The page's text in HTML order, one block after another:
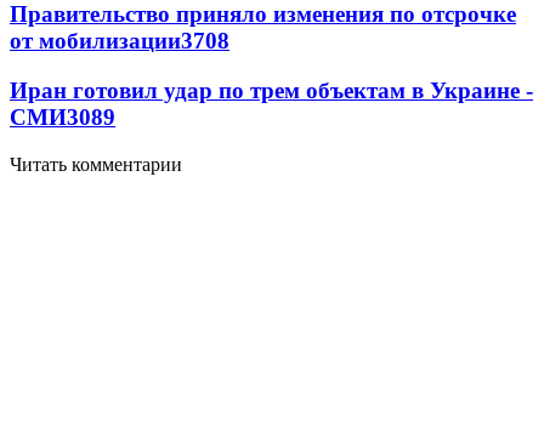
Правительство приняло изменения по отсрочке
от мобилизации3708
Иран готовил удар по трем объектам в Украине -
СМИ3089
Читать комментарии